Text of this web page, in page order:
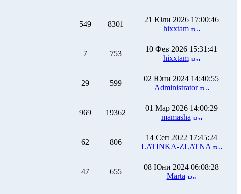
549 8301
21 Юли 2026 17:00:46
hixxtam
7 753
10 Фев 2026 15:31:41
hixxtam
29 599
02 Юни 2024 14:40:55
Administrator
969 19362
01 Мар 2026 14:00:29
mamasha
62 806
14 Сеп 2022 17:45:24
LATINKA-ZLATNA
47 655
08 Юни 2024 06:08:28
Marta